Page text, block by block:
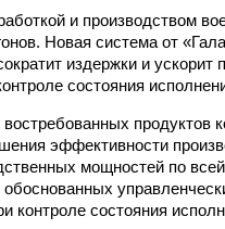
и производством
Новая система от
издержки и ускорит
состояния
продуктов
эффективности
мощностей по
контроле состояния